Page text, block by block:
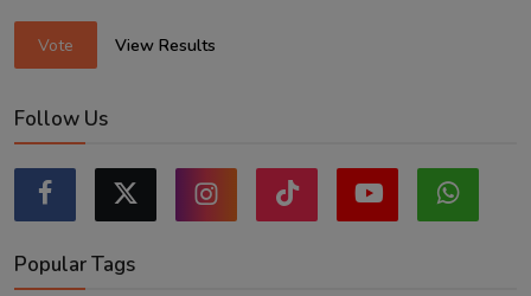
Vote View Results
Follow Us
Popular Tags